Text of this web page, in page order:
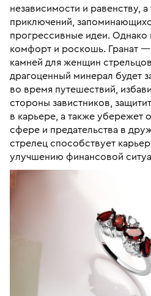
независимости и равенству,
приключений,
прогрессивные идеи. Однако
комфорт и роскошь. Гранат
камней для женщин
драгоценный минерал будет
во время путешествий,
стороны завистников,
в карьере, а также убережет
сфере и предательства в
стрелец способствует
улучшению финансовой